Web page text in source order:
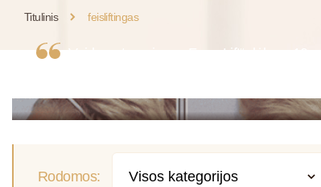
Titulinis feisliftingas
Veido patempimas „Face Lift“ dėka – 10
Veido patempimas „Face Lift“ dėka - 10
kaklo procedūros, žinomos kaip veido
patempimas, veido „liftingas”, „Face lift“ –
Rodomos: